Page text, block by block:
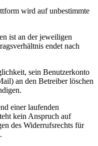
wird auf unbestimmte
ist an der jeweiligen
endet nach
sein Benutzerkonto
an den Betreiber löschen
einer laufenden
kein Anspruch auf
des Widerrufsrechts für